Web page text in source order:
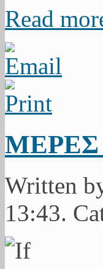
Read
Written
13:43.